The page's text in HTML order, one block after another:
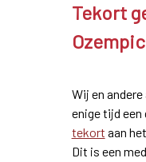
Tekort
Ozempic
Wij en
enige tijd een
tekort aan
Dit is een